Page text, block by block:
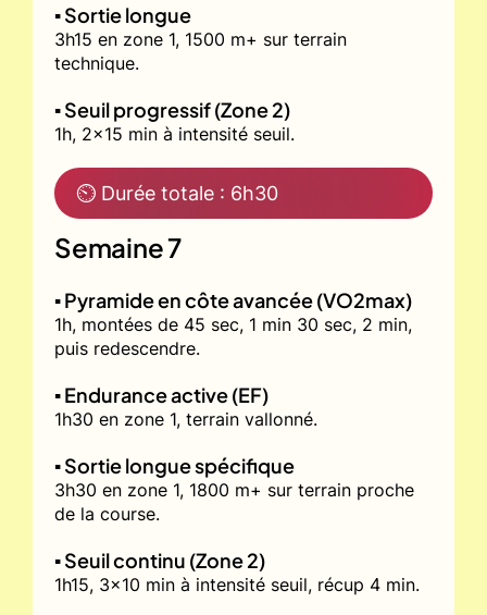
▪️ Sortie longue
3h15 en zone 1, 1500 m+ sur terrain
technique.
▪️ Seuil progressif (Zone 2)
1h, 2x15 min à intensité seuil.
⏲ Durée totale : 6h30
Semaine 7
▪️ Pyramide en côte avancée (VO2max)
1h, montées de 45 sec, 1 min 30 sec, 2 min,
puis redescendre.
▪️ Endurance active (EF)
1h30 en zone 1, terrain vallonné.
▪️ Sortie longue spécifique
3h30 en zone 1, 1800 m+ sur terrain proche
de la course.
▪️ Seuil continu (Zone 2)
1h15, 3x10 min à intensité seuil, récup 4 min.